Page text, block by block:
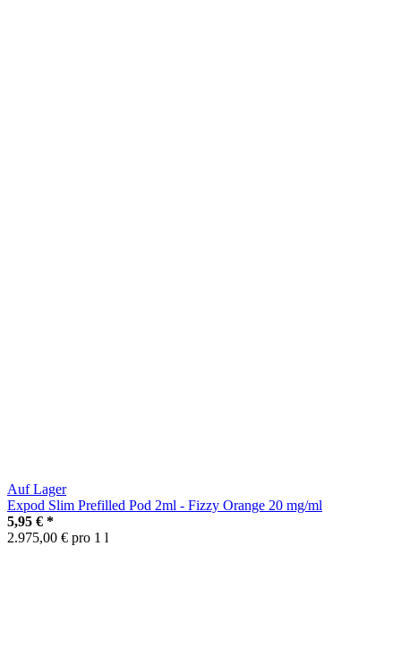
Auf Lager
Expod Slim Prefilled Pod 2ml - Fizzy Orange 20 mg/ml
5,95 € *
2.975,00 € pro 1 l